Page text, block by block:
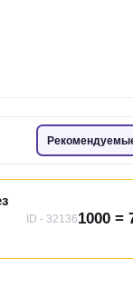
ID - 321361000 =